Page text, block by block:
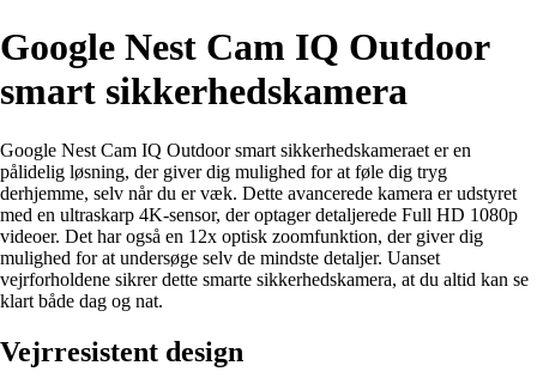
Google Nest Cam IQ Outdoor
smart sikkerhedskamera
Google Nest Cam IQ Outdoor smart sikkerhedskameraet er en
pålidelig løsning, der giver dig mulighed for at føle dig tryg
derhjemme, selv når du er væk. Dette avancerede kamera er udstyret
med en ultraskarp 4K-sensor, der optager detaljerede Full HD 1080p
videoer. Det har også en 12x optisk zoomfunktion, der giver dig
mulighed for at undersøge selv de mindste detaljer. Uanset
vejrforholdene sikrer dette smarte sikkerhedskamera, at du altid kan se
klart både dag og nat.
Vejrresistent design